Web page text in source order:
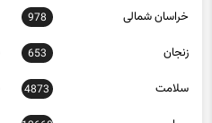
زنجان 653
سلامت 4873
سیاسی 12668